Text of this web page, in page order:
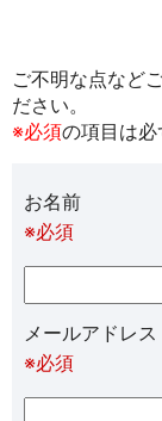
ご不明な点など
ださい。
※必須の項目は必
お名前
※必須
メールアドレ
※必須